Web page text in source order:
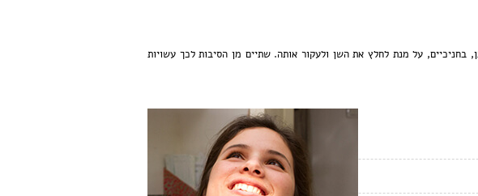
בחניכיים, על מנת לחלץ את השן ולעקור אותה. שתיים מן הסיבות לכך עשויות